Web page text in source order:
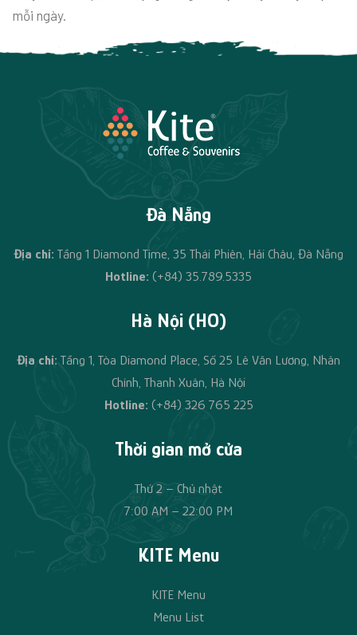
mỗi ngày.
Đà Nẵng
Địa chỉ: Tầng 1 Diamond Time, 35 Thái Phiên, Hải Châu, Đà Nẵng
Hotline: (+84) 35.789.5335
Hà Nội (HO)
Địa chỉ:Tầng 1, Tòa Diamond Place, Số 25 Lê Văn Lương, Nhân
Chính, Thanh Xuân, Hà Nội
Hotline: (+84) 326 765 225
Thời gian mở cửa
Thứ 2 – Chủ nhật
7:00 AM – 22:00 PM
KITE Menu
KITE Menu
Menu List